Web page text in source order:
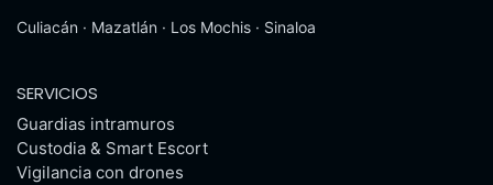
Culiacán · Mazatlán · Los Mochis · Sinaloa
SERVICIOS
Guardias intramuros
Custodia & Smart Escort
Vigilancia con drones